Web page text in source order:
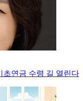
초연금 수령 길 열린다